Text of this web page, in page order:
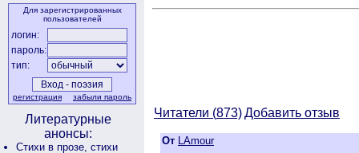
Для зарегистрированных
пользователей
логин:
пароль:
тип:
регистрация забыли пароль
Литературные
анонсы:
Стихи в прозе, стихи
Читатели (873)Добавить отзыв
От LAmour